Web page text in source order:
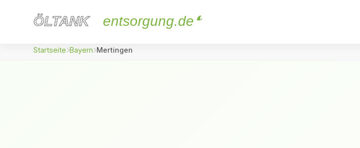
ÖLTANK
ÖLTANK entsorgung.de
Startseite Bayern Mertingen